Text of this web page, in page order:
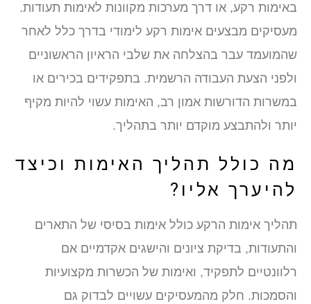
רקע, או דרך מערכות מקוונות לאימות תעודות.
מבצעים אימות רקע לימודי בדרך כלל לאחר
עבר בהצלחה את שלבי הראיון הראשוניים
הצעת העבודה הרשמית. בתפקידים בכירים או
הדורשות אמון רב, האימות עשוי להיות מקיף
ולהתבצע מוקדם יותר בתהליך.
כולל תהליך האימות וכיצד
אליו?
אימות הרקע כולל אימות בסיסי של התארים
בדיקת ציונים והישגים אקדמיים אם
לתפקיד, ואימות של הכשרות מקצועיות
חלק מהמעסיקים עשויים לבדוק גם